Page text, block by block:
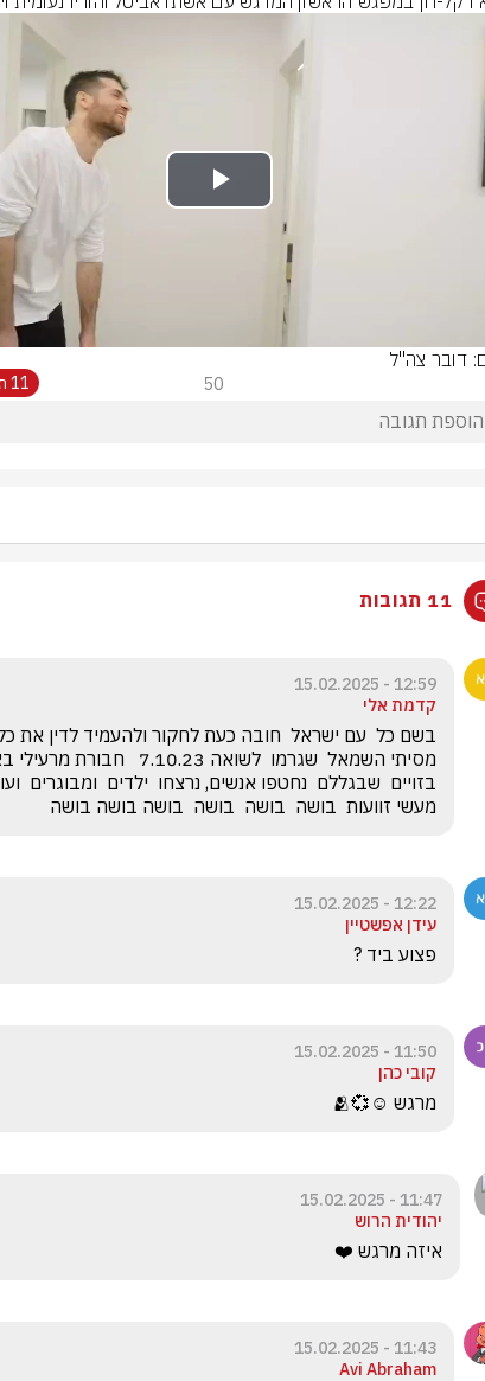
Play
דובר צה"ל
50 11 תגובות
11 תגובות
12:59 - 15.02.2025
קדמת אלי
מעשי זוועות  בושה  בושה  בושה  בושה בושה בושה
12:22 - 15.02.2025
עידן אפשטיין
פצוע ביד ?
11:50 - 15.02.2025
קובי כהן
מרגש ☺️💞🫂
11:47 - 15.02.2025
יהודית הרוש
איזה מרגש ❤️
11:43 - 15.02.2025
Avi Abraham